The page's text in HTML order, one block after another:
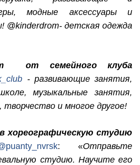
модные аксессуары и
@kinderdrom- детская одежда
от семейного клуба
- развивающие занятия,
музыкальные занятия,
творчество и многое другое!
хореографическую студию
: «Отправьте
студию. Научите его